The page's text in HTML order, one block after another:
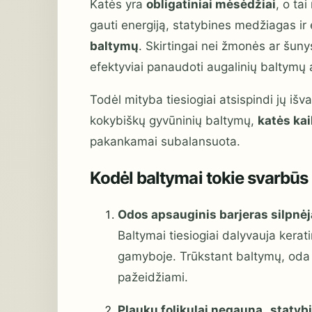
Katės yra obligatiniai mėsėdžiai, o tai
gauti energiją, statybines medžiagas
baltymų. Skirtingai nei žmonės ar
efektyviai panaudoti augalinių
Todėl mityba tiesiogiai atsispindi jų
kokybiškų gyvūninių baltymų, katės
pakankamai subalansuota.
Kodėl baltymai tokie
Odos apsauginis barjeras
Baltymai tiesiogiai dalyvauja
gamyboje. Trūkstant baltymų,
pažeidžiami.